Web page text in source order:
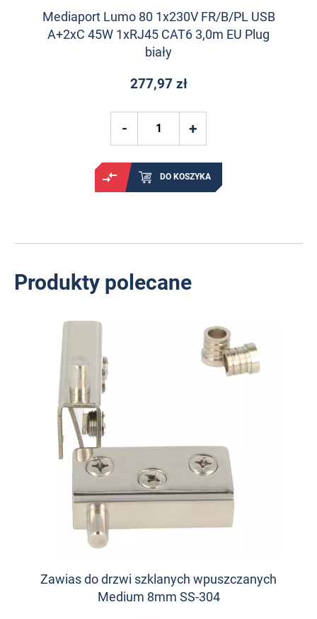
Mediaport Lumo 80 1x230V FR/B/PL USB
A+2xC 45W 1xRJ45 CAT6 3,0m EU Plug
biały
277,97 zł
DO KOSZYKA
Produkty polecane
Zawias do drzwi szklanych wpuszczanych
Medium 8mm SS-304